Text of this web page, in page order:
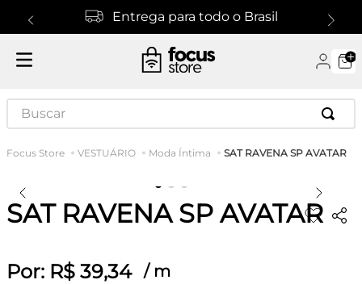
Entrega para todo o Brasil
Buscar
VESTUÁRIO Moda Íntima SAT RAVENA SP AVATAR
SAT RAVENA SP AVATAR
Por: R$ 39,34 / m